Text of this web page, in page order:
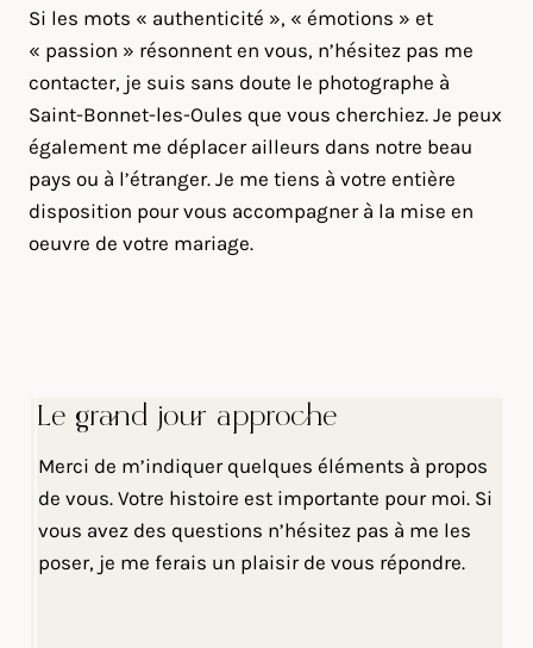
Si les mots « authenticité », « émotions » et
« passion » résonnent en vous, n’hésitez pas me
contacter, je suis sans doute le photographe à
Saint-Bonnet-les-Oules que vous cherchiez. Je peux
également me déplacer ailleurs dans notre beau
pays ou à l’étranger. Je me tiens à votre entière
disposition pour vous accompagner à la mise en
oeuvre de votre mariage.
Le grand jour approche
Merci de m’indiquer quelques éléments à propos
de vous. Votre histoire est importante pour moi. Si
vous avez des questions n’hésitez pas à me les
poser, je me ferais un plaisir de vous répondre.